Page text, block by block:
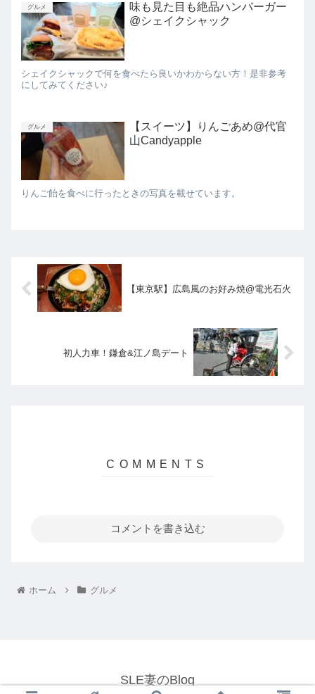
グルメ
味も見た目も絶品ハンバーガー
@シェイクシャック
シェイクシャックで何を食べたら良いかわからない方！是非参考
にしてみてください♪
グルメ
【スイーツ】りんごあめ@代官
山Candyapple
りんご飴を食べに行ったときの写真を載せています。
【東京駅】広島風のお好み焼@電光石火
初人力車！鎌倉&江ノ島デート
コメントを書き込む
ホーム グルメ
SLE妻のBlog